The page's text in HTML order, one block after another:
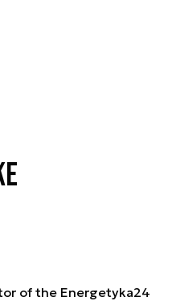
of the Energetyka24